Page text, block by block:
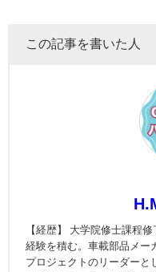
この記事を書いた人
【経歴】 大学院修士課程
経験を積む。車載部品メー
プロジェクトのリーダーと